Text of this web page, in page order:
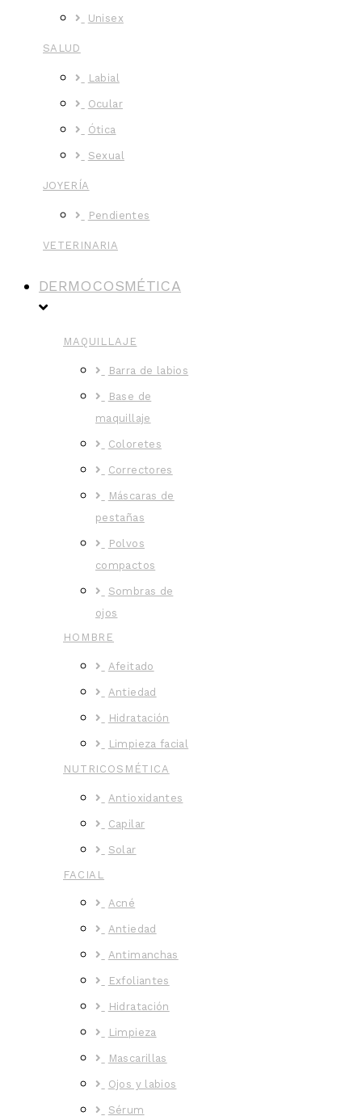
Unisex
SALUD
Labial
Ocular
Ótica
Sexual
JOYERÍA
Pendientes
VETERINARIA
DERMOCOSMÉTICA
MAQUILLAJE
Barra de labios
Base de
maquillaje
Coloretes
Correctores
Máscaras de
pestañas
Polvos
compactos
Sombras de
ojos
HOMBRE
Afeitado
Antiedad
Hidratación
Limpieza facial
NUTRICOSMÉTICA
Antioxidantes
Capilar
Solar
FACIAL
Acné
Antiedad
Antimanchas
Exfoliantes
Hidratación
Limpieza
Mascarillas
Ojos y labios
Sérum